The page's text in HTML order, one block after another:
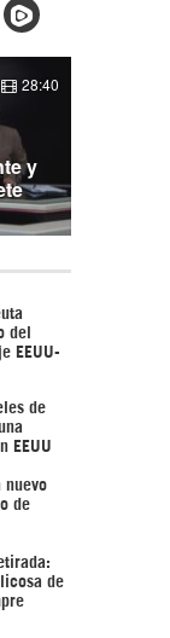

y
28:40
del
EEUU-
de
EEUU
nuevo
de
de